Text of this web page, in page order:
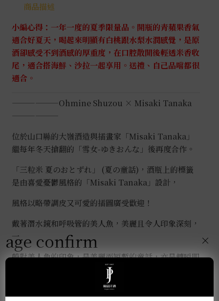
話
美
人
魚
0.72L
商品描述
小編心得：一年一度的夏季限量品。開瓶的青蘋果香氣
適合好夏天，喝起來明顯有白桃跟水梨水潤感覺，是原
酒卻感受不到酒感的厚重度，在口腔散開後輕透米香收
尾，適合搭海鮮、沙拉一起享用。送禮、自己品嚐都很
適合。
——————Ohmine Shuzou × Misaki Tanaka
位於山口縣的大嶺酒造與插畫家「Misaki Tanaka」
繼每年冬天搶翻的「雪女-ゆきおんな」後再度合作。
「三粒米 夏のおとずれ」 (夏の童話)，酒瓶上的標籤
是由喜愛憂鬱風格的「Misaki Tanaka」設計，
風格以略帶調皮又可愛的插圖廣受歡迎！
戴著潛水鏡和呼吸管的美人魚，美麗且令人印象深刻，
一
般對美人魚的印象，是美麗而短暫的童話，亦是轉瞬即
把充滿夏日氣息的美人魚設計於酒瓶上，與美人魚相遇
age confirm ×